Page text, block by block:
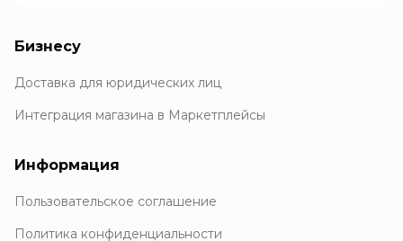
Бизнесу
Доставка для юридических лиц
Интеграция магазина в Маркетплейсы
Информация
Пользовательское соглашение
Политика конфиденциальности